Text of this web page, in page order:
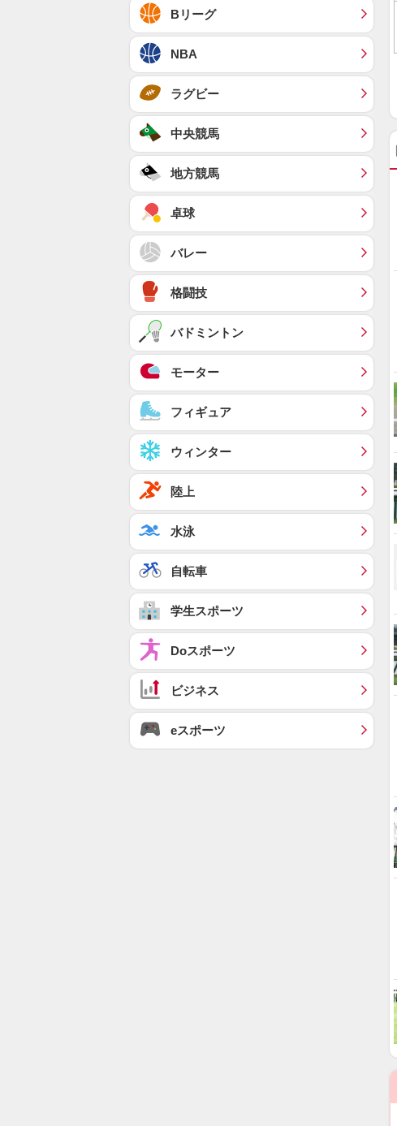
Bリーグ
NBA
ラグビー
中央競馬
地方競馬
卓球
バレー
格闘技
バドミントン
モーター
フィギュア
ウィンター
陸上
水泳
自転車
学生スポーツ
Doスポーツ
ビジネス
eスポーツ